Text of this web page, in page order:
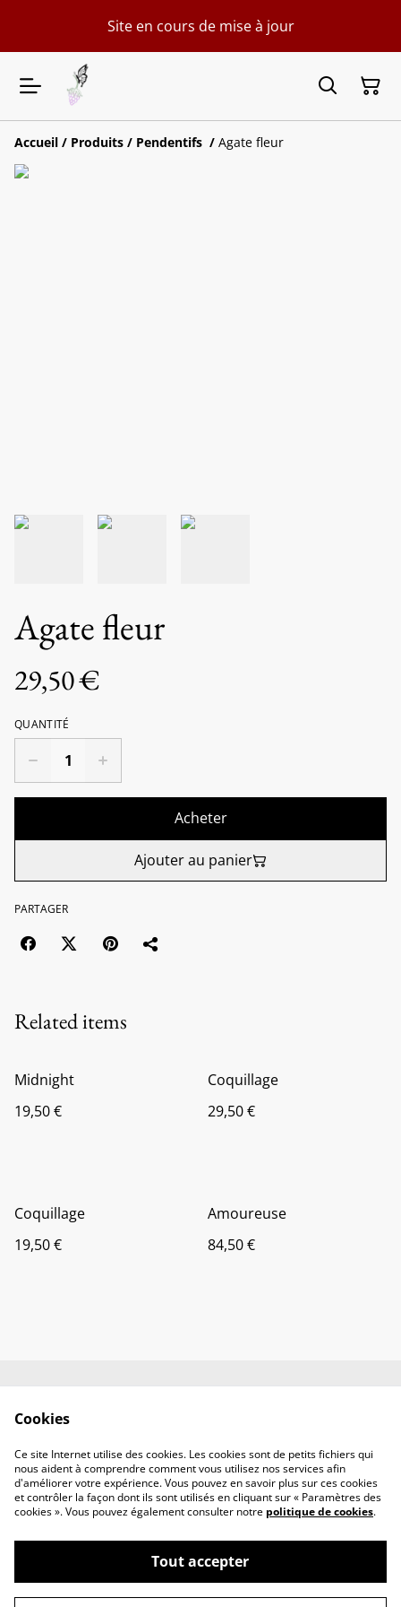
Site en cours de mise à jour
Accueil / Produits / Pendentifs / Agate fleur
Agate fleur
29,50 €
QUANTITÉ
Acheter
Ajouter au panier
PARTAGER
Related items
Midnight
19,50 €
Coquillage
29,50 €
Coquillage
19,50 €
Amoureuse
84,50 €
confidentialité
Mention Légales
©2026Framboise et Casanova
Cookies
Ce site Internet utilise des cookies. Les cookies sont de petits fichiers qui
nous aident à comprendre comment vous utilisez nos services afin
d'améliorer votre expérience. Vous pouvez en savoir plus sur ces cookies
et contrôler la façon dont ils sont utilisés en cliquant sur « Paramètres des
cookies ». Vous pouvez également consulter notre politique de cookies.
Tout accepter